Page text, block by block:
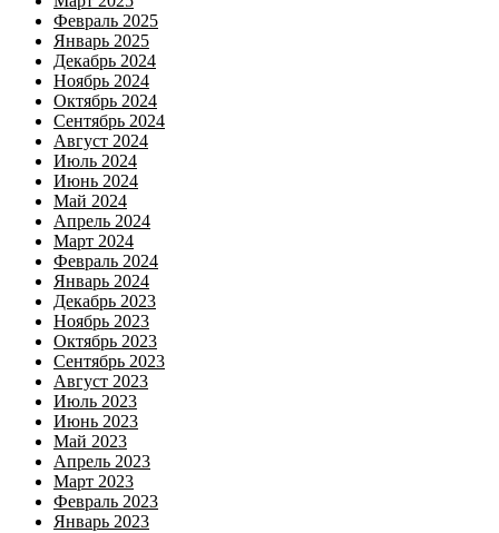
Февраль 2025
Январь 2025
Декабрь 2024
Ноябрь 2024
Октябрь 2024
Сентябрь 2024
Август 2024
Июль 2024
Июнь 2024
Май 2024
Апрель 2024
Март 2024
Февраль 2024
Январь 2024
Декабрь 2023
Ноябрь 2023
Октябрь 2023
Сентябрь 2023
Август 2023
Июль 2023
Июнь 2023
Май 2023
Апрель 2023
Март 2023
Февраль 2023
Январь 2023